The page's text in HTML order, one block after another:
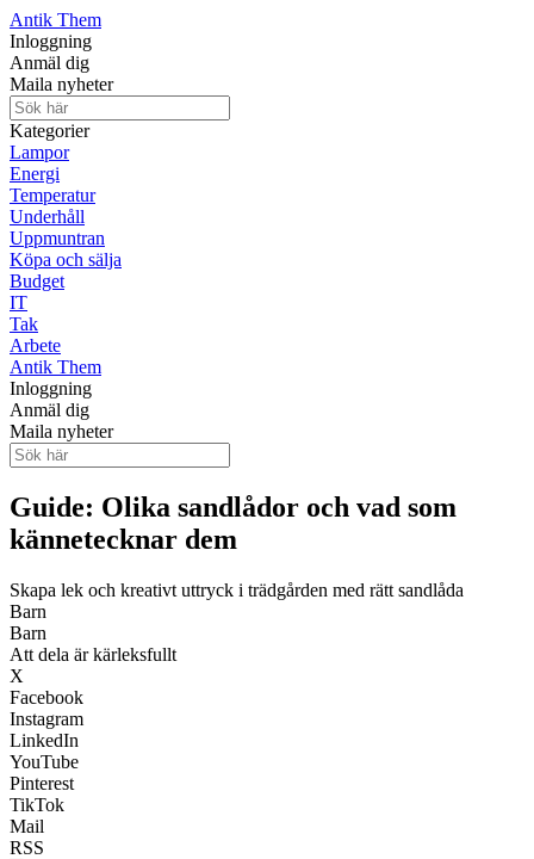
Antik Them
Inloggning
Anmäl dig
Maila nyheter
Kategorier
Lampor
Energi
Temperatur
Underhåll
Uppmuntran
Köpa och sälja
Budget
IT
Tak
Arbete
Antik Them
Inloggning
Anmäl dig
Maila nyheter
Guide: Olika sandlådor och vad som
kännetecknar dem
Skapa lek och kreativt uttryck i trädgården med rätt sandlåda
Barn
Barn
Att dela är kärleksfullt
X
Facebook
Instagram
LinkedIn
YouTube
Pinterest
TikTok
Mail
RSS